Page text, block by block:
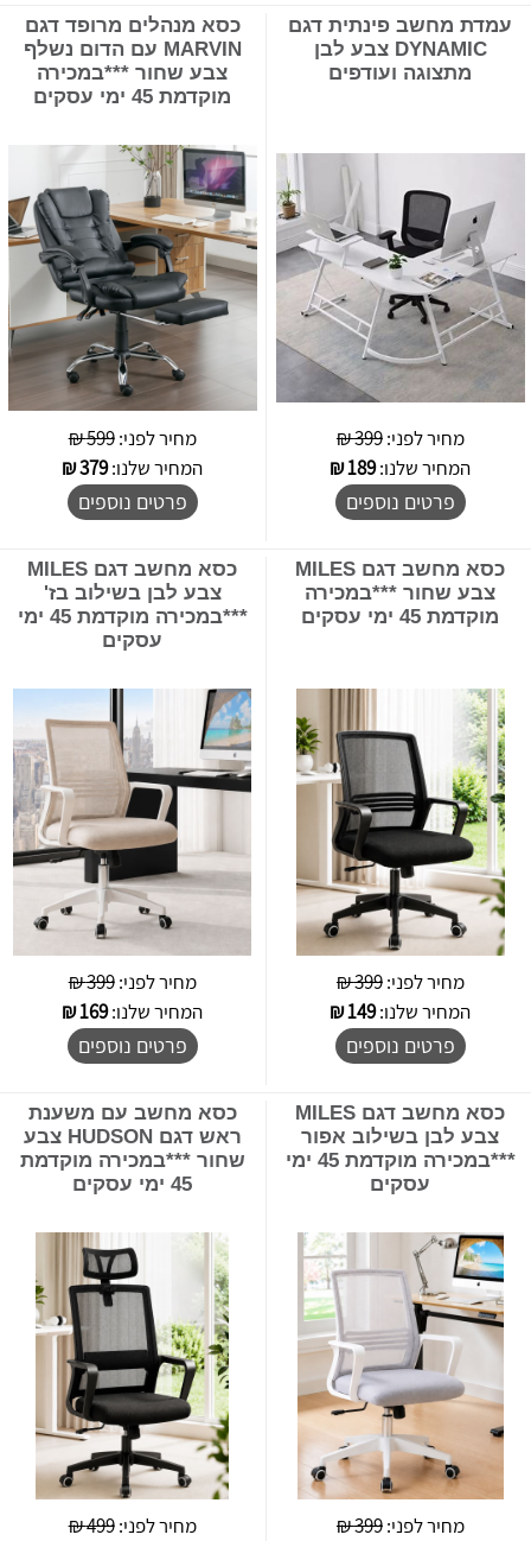
עמדת מחשב פינתית דגם
DYNAMIC צבע לבן
מתצוגה ועודפים
מחיר לפני:399 ₪
המחיר שלנו:189
₪
פרטים נוספים
כסא מנהלים מרופד דגם
MARVIN עם הדום נשלף
צבע שחור ***במכירה
מוקדמת 45 ימי עסקים
מחיר לפני:599 ₪
המחיר שלנו:379
₪
פרטים נוספים
כסא מחשב דגם MILES
צבע שחור ***במכירה
מוקדמת 45 ימי עסקים
מחיר לפני:399 ₪
המחיר שלנו:149
₪
פרטים נוספים
כסא מחשב דגם MILES
צבע לבן בשילוב בז'
***במכירה מוקדמת 45 ימי
עסקים
מחיר לפני:399 ₪
המחיר שלנו:169
₪
פרטים נוספים
כסא מחשב דגם MILES
צבע לבן בשילוב אפור
***במכירה מוקדמת 45 ימי
עסקים
מחיר לפני:399 ₪
כסא מחשב עם משענת
ראש דגם HUDSON צבע
שחור ***במכירה מוקדמת
45 ימי עסקים
מחיר לפני:499 ₪